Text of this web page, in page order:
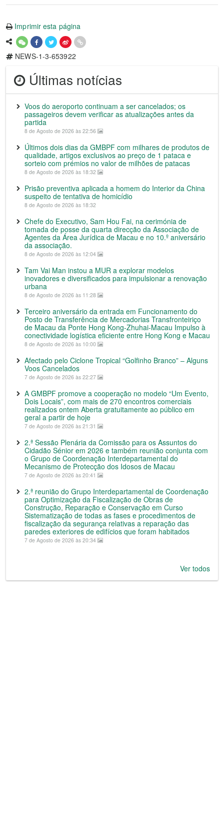
Imprimir esta página
NEWS-1-3-653922
Últimas notícias
Voos do aeroporto continuam a ser cancelados; os
passageiros devem verificar as atualizações antes da
partida
8 de Agosto de 2026 às 22:56
Últimos dois dias da GMBPF com milhares de produtos de
qualidade, artigos exclusivos ao preço de 1 pataca e
sorteio com prémios no valor de milhões de patacas
8 de Agosto de 2026 às 18:32
Prisão preventiva aplicada a homem do Interior da China
suspeito de tentativa de homicídio
8 de Agosto de 2026 às 18:32
Chefe do Executivo, Sam Hou Fai, na cerimónia de
tomada de posse da quarta direcção da Associação de
Agentes da Área Jurídica de Macau e no 10.º aniversário
da associação.
8 de Agosto de 2026 às 12:04
Tam Vai Man instou a MUR a explorar modelos
inovadores e diversificados para impulsionar a renovação
urbana
8 de Agosto de 2026 às 11:28
Terceiro aniversário da entrada em Funcionamento do
Posto de Transferência de Mercadorias Transfronteiriço
de Macau da Ponte Hong Kong-Zhuhai-Macau Impulso à
conectividade logística eficiente entre Hong Kong e Macau
8 de Agosto de 2026 às 10:00
Afectado pelo Ciclone Tropical “Golfinho Branco” – Alguns
Voos Cancelados
7 de Agosto de 2026 às 22:27
A GMBPF promove a cooperação no modelo “Um Evento,
Dois Locais”, com mais de 270 encontros comerciais
realizados ontem Aberta gratuitamente ao público em
geral a partir de hoje
7 de Agosto de 2026 às 21:31
2.ª Sessão Plenária da Comissão para os Assuntos do
Cidadão Sénior em 2026 e também reunião conjunta com
o Grupo de Coordenação Interdepartamental do
Mecanismo de Protecção dos Idosos de Macau
7 de Agosto de 2026 às 20:41
2.ª reunião do Grupo Interdepartamental de Coordenação
para Optimização da Fiscalização de Obras de
Construção, Reparação e Conservação em Curso
Sistematização de todas as fases e procedimentos de
fiscalização da segurança relativas a reparação das
paredes exteriores de edifícios que foram habitados
7 de Agosto de 2026 às 20:34
Ver todos